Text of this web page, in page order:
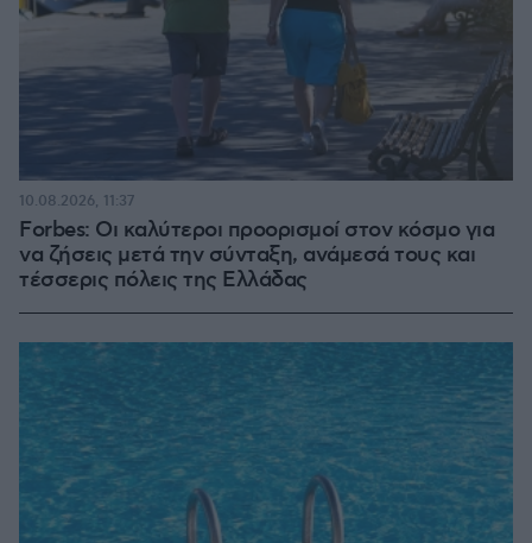
Forbes: Οι καλύτεροι προορισμοί στον κόσμο για
να ζήσεις μετά την σύνταξη, ανάμεσά τους και
τέσσερις πόλεις της Ελλάδας
10.08.2026, 11:37